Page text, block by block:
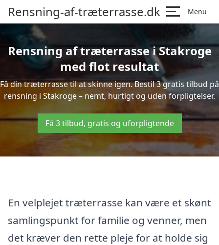
Rensning-af-træterrasse.dk Menu
Rensning af træterrasse i Stakroge
med flot resultat
Få din træterrasse til at skinne igen. Bestil 3 gratis tilbud på
rensning i Stakroge – nemt, hurtigt og uden forpligtelser.
Få 3 tilbud, gratis og uforpligtende
En velplejet træterrasse kan være et skønt
samlingspunkt for familie og venner, men
det kræver den rette pleje for at holde sig